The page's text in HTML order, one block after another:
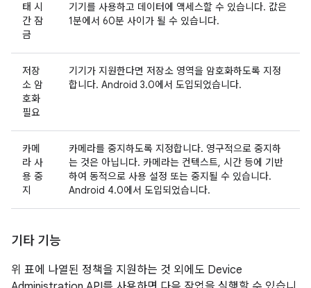
태 시
간 잠
금
기기를 사용하고 데이터에 액세스할 수 있습니다. 값은
1분에서 60분 사이가 될 수 있습니다.
저장
소 암
호화
필요
기기가 지원한다면 저장소 영역을 암호화하도록 지정
합니다. Android 3.0에서 도입되었습니다.
카메
라 사
용 중
지
카메라를 중지하도록 지정합니다. 영구적으로 중지하
는 것은 아닙니다. 카메라는 컨텍스트, 시간 등에 기반
하여 동적으로 사용 설정 또는 중지될 수 있습니다.
Android 4.0에서 도입되었습니다.
기타 기능
위 표에 나열된 정책을 지원하는 것 외에도 Device